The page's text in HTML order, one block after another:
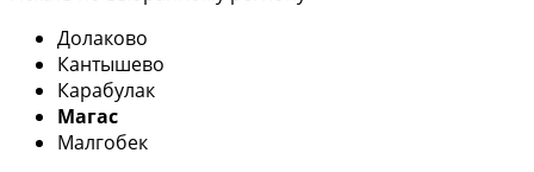
Долаково
Кантышево
Карабулак
Магас
Малгобек